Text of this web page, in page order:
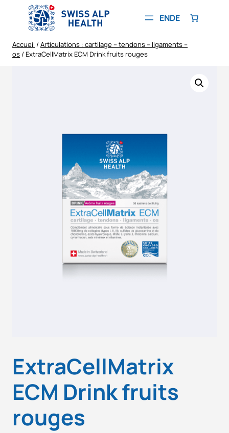
contenu
ENDE
Accueil / Articulations : cartilage – tendons – ligaments –
os / ExtraCellMatrix ECM Drink fruits rouges
ExtraCellMatrix
ECM Drink fruits
rouges